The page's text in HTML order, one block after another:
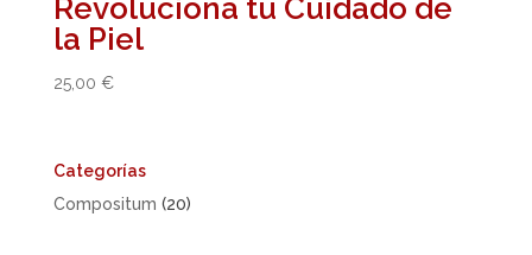
Revoluciona tu Cuidado de
la Piel
25,00 €
Categorías
Compositum 2020